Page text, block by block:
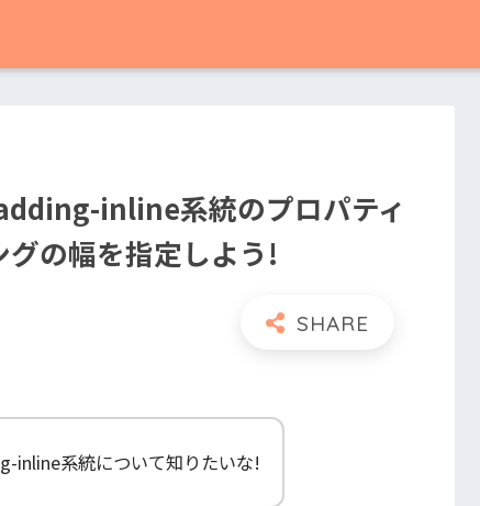
inline系統のプロパティ
の幅を指定しよう!
inline系統について知りたいな!